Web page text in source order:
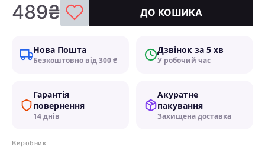
489₴ ДО КОШИКА
Нова Пошта
Безкоштовно від 300 ₴
Дзвінок за 5 хв
У робочий час
Гарантія
повернення
14 днів
Акуратне
пакування
Захищена доставка
Виробник